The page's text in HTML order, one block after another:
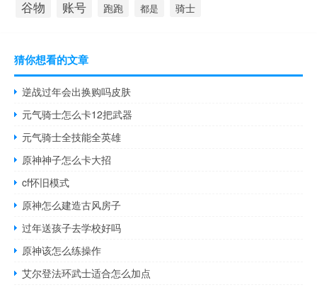
谷物 账号 跑跑 都是 骑士
猜你想看的文章
逆战过年会出换购吗皮肤
元气骑士怎么卡12把武器
元气骑士全技能全英雄
原神神子怎么卡大招
cf怀旧模式
原神怎么建造古风房子
过年送孩子去学校好吗
原神该怎么练操作
艾尔登法环武士适合怎么加点